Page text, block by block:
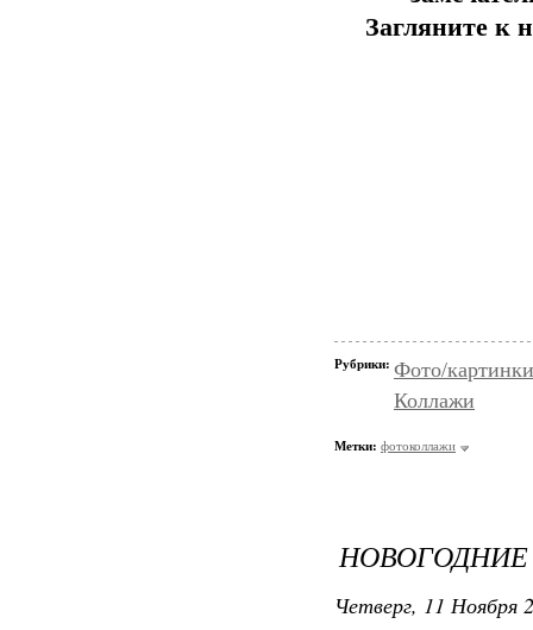
Загляните к
Рубрики: Фото/картинки
Коллажи
Метки: фотоколлажи
Четверг, 11 Ноября